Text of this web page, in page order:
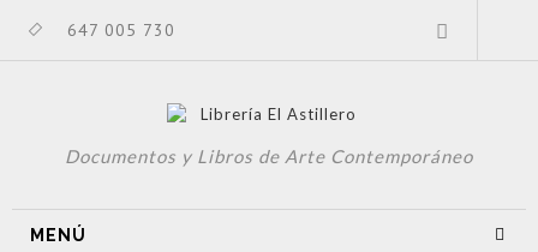
647 005 730
Documentos y Libros de Arte Contemporáneo
MENÚ